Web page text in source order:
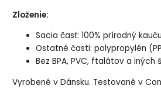
Zloženie:
Sacia časť: 100% prírodný
Ostatné časti: polypropylén
Bez BPA, PVC, ftalátov a iných
Vyrobené v Dánsku. Testované v